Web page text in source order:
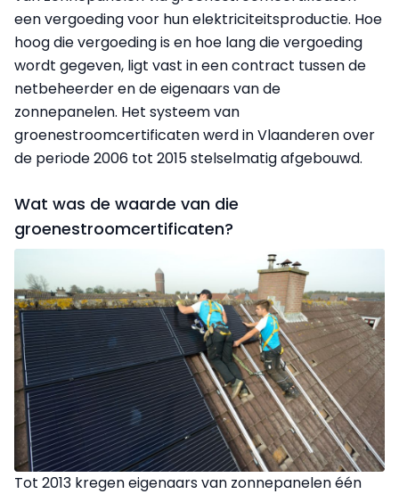
een vergoeding voor hun elektriciteitsproductie. Hoe
hoog die vergoeding is en hoe lang die vergoeding
wordt gegeven, ligt vast in een contract tussen de
netbeheerder en de eigenaars van de
zonnepanelen. Het systeem van
groenestroomcertificaten werd in Vlaanderen over
de periode 2006 tot 2015 stelselmatig afgebouwd.
Wat was de waarde van die
groenestroomcertificaten?
Tot 2013 kregen eigenaars van zonnepanelen één